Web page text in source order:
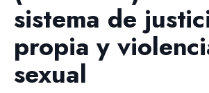
sistema de
propia y
sexual